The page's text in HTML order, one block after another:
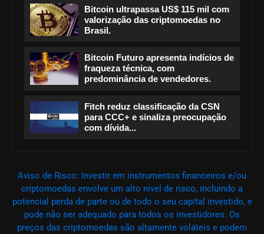
Bitcoin ultrapassa US$ 115 mil com
valorização das criptomoedas no
Brasil.
Bitcoin Futuro apresenta indícios de
fraqueza técnica, com
predominância de vendedores.
Fitch reduz classificação da CSN
para CCC+ e sinaliza preocupação
com dívida...
Aviso de Risco: Investir em instrumentos financeiros e/ou
criptomoedas envolve um alto nível de risco, incluindo a
potencial perda de parte ou de todo o seu capital investido, e
pode não ser adequado para todos os investidores. Os
preços das criptomoedas são altamente voláteis e podem